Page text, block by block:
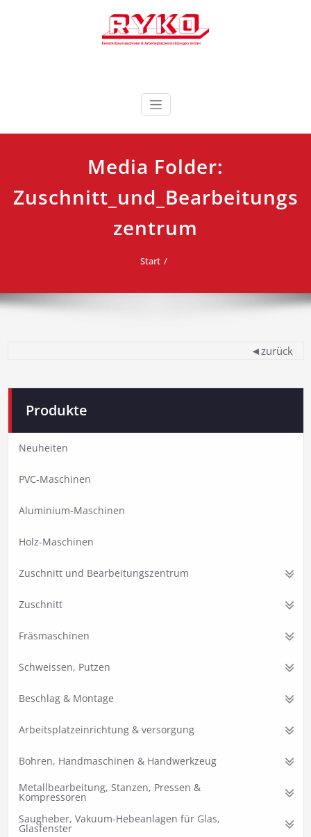
RYKO Deutschland
GmbH
Media Folder:
Zuschnitt_und_Bearbeitungs
zentrum
Start
◄zurück
Produkte
Neuheiten
PVC-Maschinen
Aluminium-Maschinen
Holz-Maschinen
Zuschnitt und Bearbeitungszentrum
Zuschnitt
Fräsmaschinen
Schweissen, Putzen
Beschlag & Montage
Arbeitsplatzeinrichtung & versorgung
Bohren, Handmaschinen & Handwerkzeug
Metallbearbeitung, Stanzen, Pressen &
Kompressoren
Saugheber, Vakuum-Hebeanlagen für Glas,
Glasfenster